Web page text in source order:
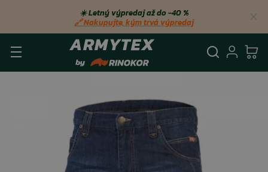
☀️ Letný výpredaj až do −40 %
🔗 Nakupujte, kým trvá výpredaj